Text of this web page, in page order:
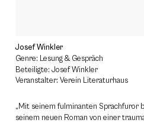
Josef Winkler
Genre: Lesung & Gespräch
Beteiligte: Josef Winkler
Veranstalter: Verein Literaturhaus
„Mit seinem fulminanten Sprachfuror
seinem neuen Roman von einer